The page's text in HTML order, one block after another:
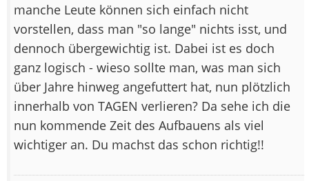
manche Leute können sich einfach nicht
vorstellen, dass man "so lange" nichts isst, und
dennoch übergewichtig ist. Dabei ist es doch
ganz logisch - wieso sollte man, was man sich
über Jahre hinweg angefuttert hat, nun plötzlich
innerhalb von TAGEN verlieren? Da sehe ich die
nun kommende Zeit des Aufbauens als viel
wichtiger an. Du machst das schon richtig!!